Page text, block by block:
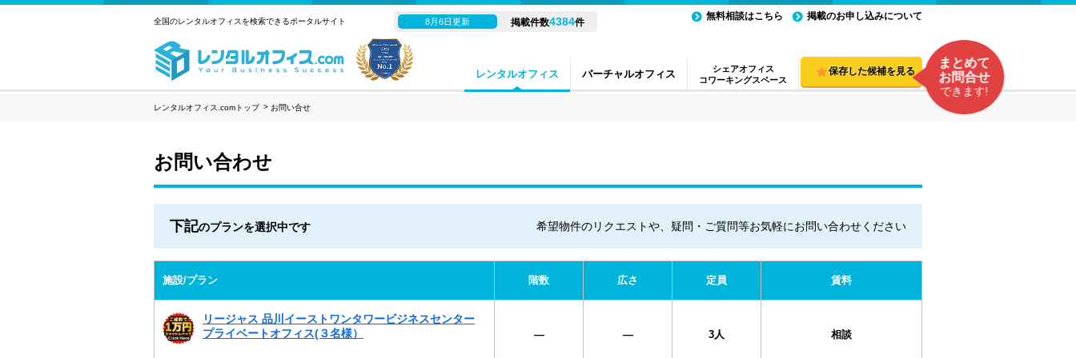
レンタルオフィス バーチャルオフィス
シェアオフィス
コワーキングスペース
全国のレンタルオフィスを検索できるポータルサイト 8月6日更新 掲載件数4384件
無料相談はこちら 掲載のお申し込みについて
保存した候補を見る
まとめて
お問合せ
できます!
レンタルオフィス.comトップ お問い合せ
お問い合わせ
下記のプランを選択中です 希望物件のリクエストや、疑問・ご質問等お気軽にお問い合わせください
施設/プラン 階数 広さ 定員 賃料
リージャス 品川イーストワンタワービジネスセンター
プライベートオフィス(３名様）
― ― 3人 相談